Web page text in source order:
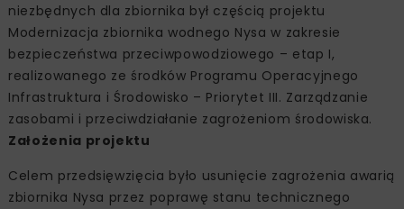
niezbędnych dla zbiornika był częścią projektu
Modernizacja zbiornika wodnego Nysa w zakresie
bezpieczeństwa przeciwpowodziowego – etap I,
realizowanego ze środków Programu Operacyjnego
Infrastruktura i Środowisko – Priorytet III. Zarządzanie
zasobami i przeciwdziałanie zagrożeniom środowiska.
Założenia projektu
Celem przedsięwzięcia było usunięcie zagrożenia awarią
zbiornika Nysa przez poprawę stanu technicznego